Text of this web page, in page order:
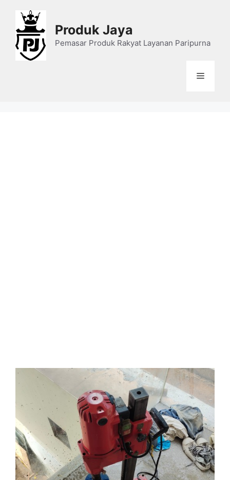
content
Produk Jaya
Pemasar Produk Rakyat Layanan Paripurna
Menu